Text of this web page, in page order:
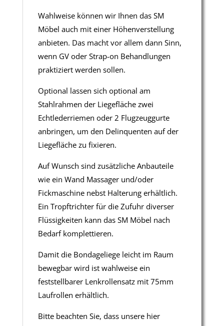
Wahlweise können wir Ihnen das SM
Möbel auch mit einer Höhenverstellung
anbieten. Das macht vor allem dann Sinn,
wenn GV oder Strap-on Behandlungen
praktiziert werden sollen.
Optional lassen sich optional am
Stahlrahmen der Liegefläche zwei
Echtlederriemen oder 2 Flugzeuggurte
anbringen, um den Delinquenten auf der
Liegefläche zu fixieren.
Auf Wunsch sind zusätzliche Anbauteile
wie ein Wand Massager und/oder
Fickmaschine nebst Halterung erhältlich.
Ein Tropftrichter für die Zufuhr diverser
Flüssigkeiten kann das SM Möbel nach
Bedarf komplettieren.
Damit die Bondageliege leicht im Raum
bewegbar wird ist wahlweise ein
feststellbarer Lenkrollensatz mit 75mm
Laufrollen erhältlich.
Bitte beachten Sie, dass unsere hier